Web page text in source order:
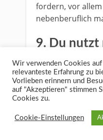
fordern, vor
nebenberuflich
9. Du nutzt
Power von
und Events
Lange
Webinaren.
Wir verwenden Cookies
relevanteste Erfahrung zu
Vorlieben erinnern und
auf "Akzeptieren" stimmen
Cookies zu.
Cookie-Einstellungen